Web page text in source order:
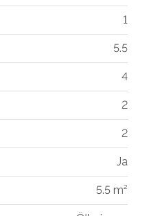
1
5.5
4
2
2
Ja
5.5 m²